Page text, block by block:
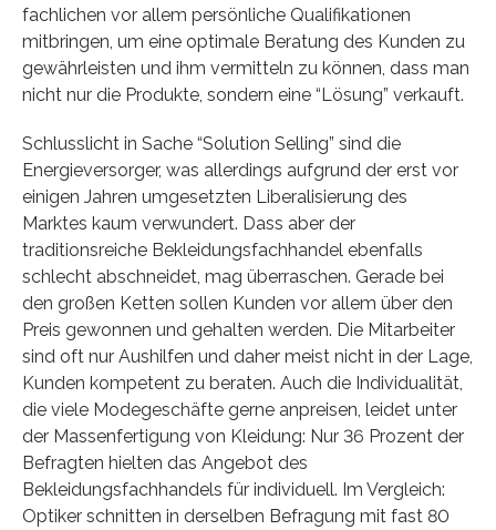
fachlichen vor allem persönliche Qualifikationen
mitbringen, um eine optimale Beratung des Kunden zu
gewährleisten und ihm vermitteln zu können, dass man
nicht nur die Produkte, sondern eine “Lösung” verkauft.
Schlusslicht in Sache “Solution Selling” sind die
Energieversorger, was allerdings aufgrund der erst vor
einigen Jahren umgesetzten Liberalisierung des
Marktes kaum verwundert. Dass aber der
traditionsreiche Bekleidungsfachhandel ebenfalls
schlecht abschneidet, mag überraschen. Gerade bei
den großen Ketten sollen Kunden vor allem über den
Preis gewonnen und gehalten werden. Die Mitarbeiter
sind oft nur Aushilfen und daher meist nicht in der Lage,
Kunden kompetent zu beraten. Auch die Individualität,
die viele Modegeschäfte gerne anpreisen, leidet unter
der Massenfertigung von Kleidung: Nur 36 Prozent der
Befragten hielten das Angebot des
Bekleidungsfachhandels für individuell. Im Vergleich:
Optiker schnitten in derselben Befragung mit fast 80